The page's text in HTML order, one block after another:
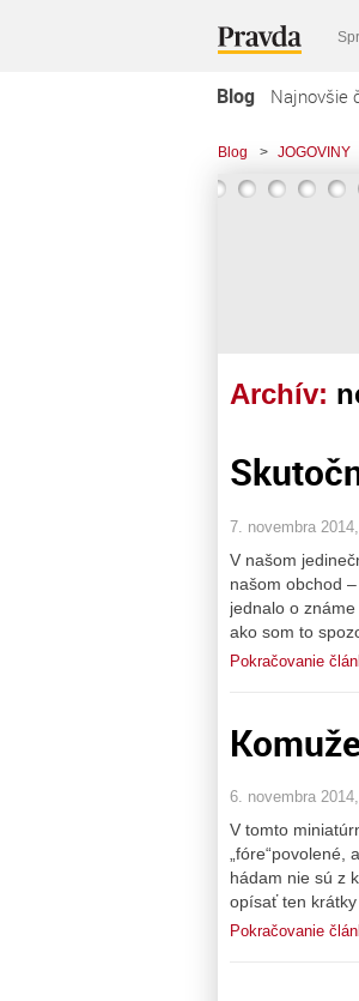
Blog Najnovšie
Blog > JOGOVINY
Archív:
7. novembra
V našom
našom obchod
jednalo o
ako som to
Pokračovanie
6. novembra
V tomto
hádam nie sú z
opísať ten
Pokračovanie